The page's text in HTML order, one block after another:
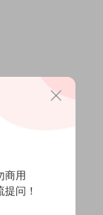
商用
问！